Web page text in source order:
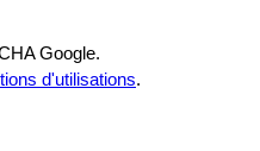
Google.
d'utilisations.